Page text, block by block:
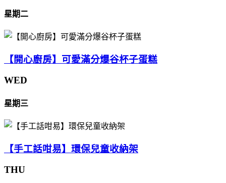
星期二
【開心廚房】可愛滿分爆谷杯子蛋糕
WED
星期三
【手工話咁易】環保兒童收納架
THU